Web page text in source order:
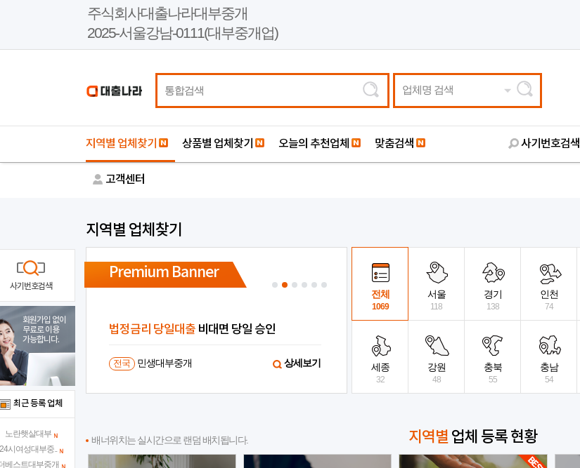
주식회사대출나라대부중개
2025-서울강남-0111(대부중개업)
업체명 검색
지역별 업체찾기 상품별 업체찾기 오늘의 추천업체 맞춤검색 사기번호검색
고객센터
지역별 업체찾기
Premium Banner
인
상세보기
당장 급하신분선이자X수수료X
전국 24시전국당일승인대부중개 상세보기 전국 모범트러스트대부 상세보기
전체
1069
서울
118
경기
138
인천
74
세종
32
강원
48
충북
55
충남
54
사기번호검색
회원가입 없이
무료로 이용
가능합니다.
최근 등록 업체
노란햇살대부
시여성대부중..
베스트대부중개
지역별 업체 등록 현황
배너위치는 실시간으로 랜덤 배치됩니다.